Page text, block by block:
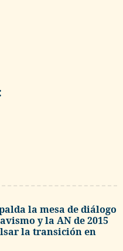
la mesa de diálogo
y la AN de 2015
la transición en